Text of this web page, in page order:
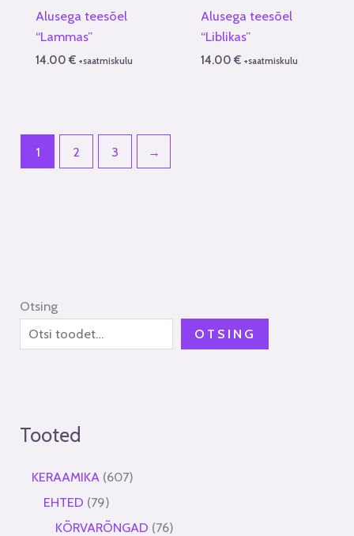
Otsing
OTSING
Tooted
KERAAMIKA 607
EHTED 79
KÕRVARÕNGAD 76
Alusega teesõel
“Lammas”
14.00€ +saatmiskulu
Alusega teesõel
“Liblikas”
14.00€ +saatmiskulu
1 2 3 →